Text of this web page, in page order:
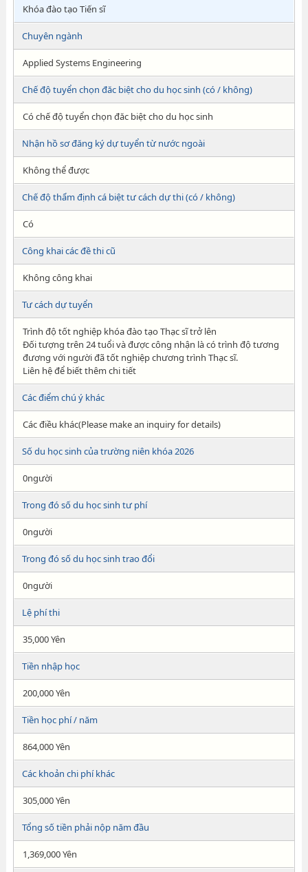
Khóa đào tạo Tiến sĩ
Chuyên ngành
Applied Systems Engineering
Chế độ tuyển chọn đăc biệt cho du học sinh (có / không)
Có chế độ tuyển chọn đăc biệt cho du học sinh
Nhận hồ sơ đăng ký dự tuyển từ nước ngoài
Không thể được
Chế độ thẩm định cá biệt tư cách dự thi (có / không)
Có
Công khai các đề thi cũ
Không công khai
Tư cách dự tuyển
Trình độ tốt nghiệp khóa đào tạo Thạc sĩ trở lên
Đối tượng trên 24 tuổi và được công nhận là có trình độ tương
đương với người đã tốt nghiệp chương trình Thạc sĩ.
Liên hệ để biết thêm chi tiết
Các điểm chú ý khác
Các điều khác(Please make an inquiry for details)
Số du học sinh của trường niên khóa 2026
0người
Trong đó số du học sinh tư phí
0người
Trong đó số du học sinh trao đổi
0người
Lệ phí thi
35,000 Yên
Tiền nhập học
200,000 Yên
Tiền học phí / năm
864,000 Yên
Các khoản chi phí khác
305,000 Yên
Tổng số tiền phải nộp năm đầu
1,369,000 Yên